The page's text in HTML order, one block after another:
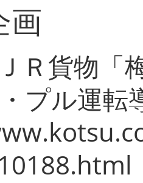
画
Ｒ貨物「
プル運転